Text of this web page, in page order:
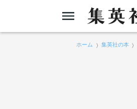
ホーム 集英社の本